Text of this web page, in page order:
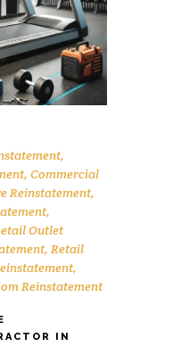
,
, Commercial
Reinstatement,
,
Outlet
, Retail
,
Reinstatement
IN